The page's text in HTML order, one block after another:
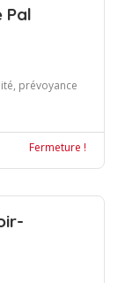
Pal
prévoyance
Fermeture !